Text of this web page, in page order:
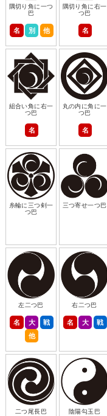
隅切り角に一つ
巴
名 別 他
隅切り角に右一
つ巴
名
組合い角に右一
つ巴
名
丸の内に角に一
つ巴
名
糸輪に三つ剣一
つ巴
三つ寄せ一つ巴
左二つ巴
名 大
戦
他
右二つ巴
名 大 戦
二つ尾長巴 陰陽勾玉巴